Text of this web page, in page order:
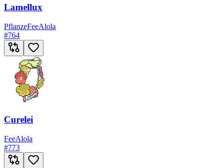
Lamellux
PflanzeFeeAlola
#764
Curelei
FeeAlola
#773